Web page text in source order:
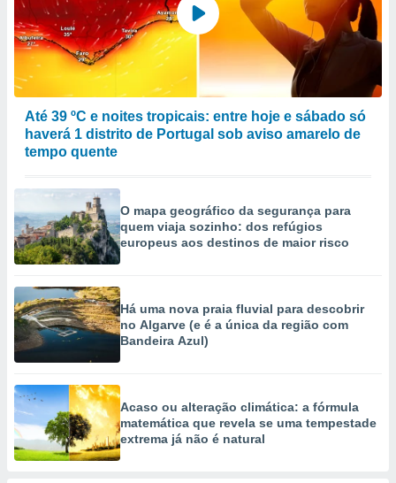
para
utilizar
criar
medir
da
medir o
os
de
ou
de dados
e melhorar
dados
Até 39 ºC e noites tropicais: entre hoje e sábado só
haverá 1 distrito de Portugal sob aviso amarelo de
tempo quente
O mapa geográfico da segurança para
quem viaja sozinho: dos refúgios
europeus aos destinos de maior risco
Há uma nova praia fluvial para descobrir
no Algarve (e é a única da região com
Bandeira Azul)
Acaso ou alteração climática: a fórmula
matemática que revela se uma tempestade
extrema já não é natural